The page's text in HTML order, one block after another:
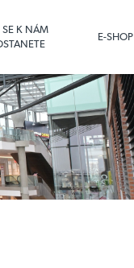
SE K NÁM
E-SHOP